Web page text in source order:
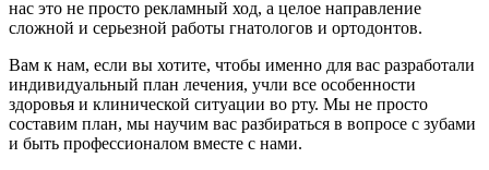
нас это не просто рекламный ход, а целое направление
сложной и серьезной работы гнатологов и ортодонтов.
Вам к нам, если вы хотите, чтобы именно для вас разработали
индивидуальный план лечения, учли все особенности
здоровья и клинической ситуации во рту. Мы не просто
составим план, мы научим вас разбираться в вопросе с зубами
и быть профессионалом вместе с нами.